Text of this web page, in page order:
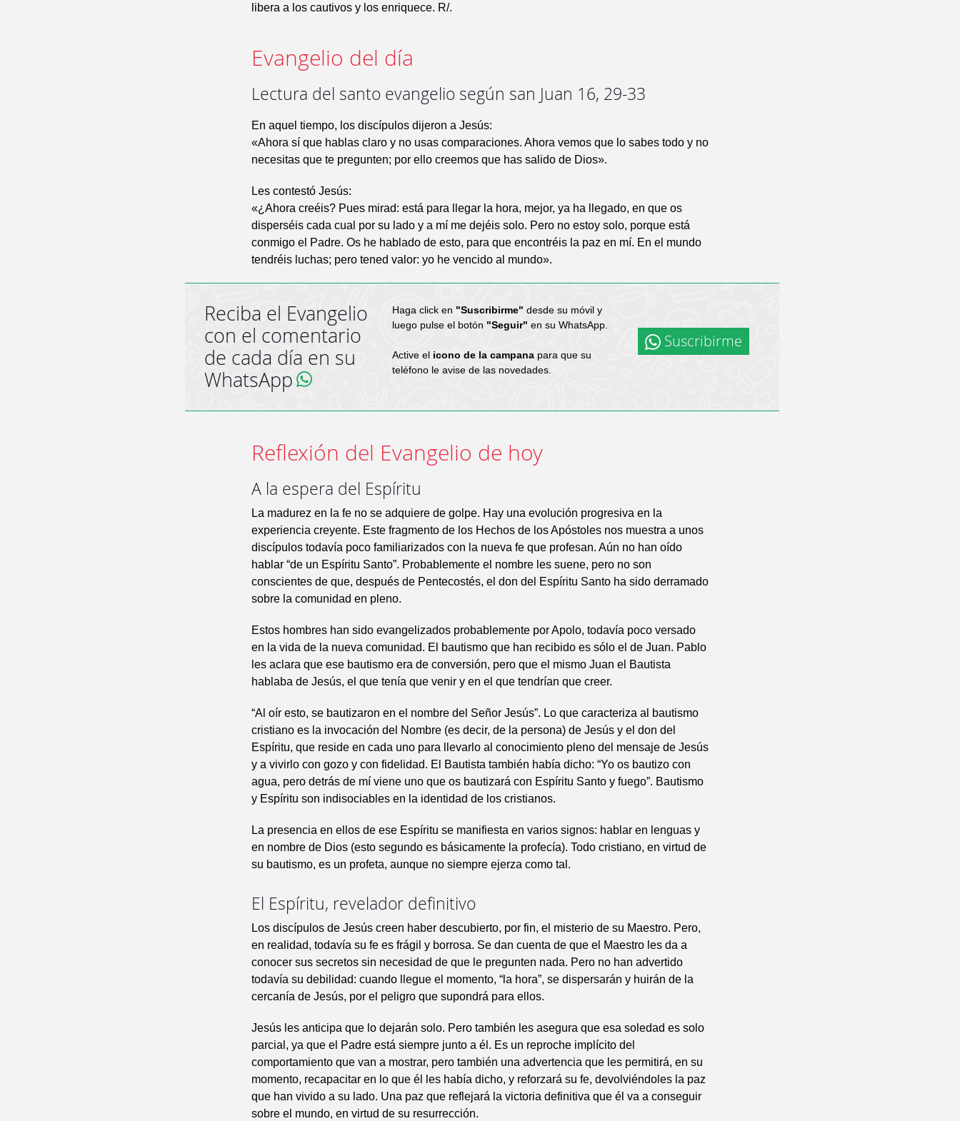
libera a los cautivos y los enriquece. R/.
Evangelio del día
Lectura del santo evangelio según san Juan 16, 29-33
En aquel tiempo, los discípulos dijeron a Jesús:
«Ahora sí que hablas claro y no usas comparaciones. Ahora vemos que lo sabes todo y no
necesitas que te pregunten; por ello creemos que has salido de Dios».
Les contestó Jesús:
«¿Ahora creéis? Pues mirad: está para llegar la hora, mejor, ya ha llegado, en que os
disperséis cada cual por su lado y a mí me dejéis solo. Pero no estoy solo, porque está
conmigo el Padre. Os he hablado de esto, para que encontréis la paz en mí. En el mundo
tendréis luchas; pero tened valor: yo he vencido al mundo».
Reciba el Evangelio
con el comentario
de cada día en su
WhatsApp
Haga click en "Suscribirme" desde su móvil y
luego pulse el botón "Seguir" en su WhatsApp.
Active el icono de la campanapara que su
teléfono le avise de las novedades.
Suscribirme
Reflexión del Evangelio de hoy
A la espera del Espíritu
La madurez en la fe no se adquiere de golpe. Hay una evolución progresiva en la
experiencia creyente. Este fragmento de los Hechos de los Apóstoles nos muestra a unos
discípulos todavía poco familiarizados con la nueva fe que profesan. Aún no han oído
hablar “de un Espíritu Santo”. Probablemente el nombre les suene, pero no son
conscientes de que, después de Pentecostés, el don del Espíritu Santo ha sido derramado
sobre la comunidad en pleno.
Estos hombres han sido evangelizados probablemente por Apolo, todavía poco versado
en la vida de la nueva comunidad. El bautismo que han recibido es sólo el de Juan. Pablo
les aclara que ese bautismo era de conversión, pero que el mismo Juan el Bautista
hablaba de Jesús, el que tenía que venir y en el que tendrían que creer.
“Al oír esto, se bautizaron en el nombre del Señor Jesús”. Lo que caracteriza al bautismo
cristiano es la invocación del Nombre (es decir, de la persona) de Jesús y el don del
Espíritu, que reside en cada uno para llevarlo al conocimiento pleno del mensaje de Jesús
y a vivirlo con gozo y con fidelidad. El Bautista también había dicho: “Yo os bautizo con
agua, pero detrás de mí viene uno que os bautizará con Espíritu Santo y fuego”. Bautismo
y Espíritu son indisociables en la identidad de los cristianos.
La presencia en ellos de ese Espíritu se manifiesta en varios signos: hablar en lenguas y
en nombre de Dios (esto segundo es básicamente la profecía). Todo cristiano, en virtud de
su bautismo, es un profeta, aunque no siempre ejerza como tal.
El Espíritu, revelador definitivo
Los discípulos de Jesús creen haber descubierto, por fin, el misterio de su Maestro. Pero,
en realidad, todavía su fe es frágil y borrosa. Se dan cuenta de que el Maestro les da a
conocer sus secretos sin necesidad de que le pregunten nada. Pero no han advertido
todavía su debilidad: cuando llegue el momento, “la hora”, se dispersarán y huirán de la
cercanía de Jesús, por el peligro que supondrá para ellos.
Jesús les anticipa que lo dejarán solo. Pero también les asegura que esa soledad es solo
parcial, ya que el Padre está siempre junto a él. Es un reproche implícito del
comportamiento que van a mostrar, pero también una advertencia que les permitirá, en su
momento, recapacitar en lo que él les había dicho, y reforzará su fe, devolviéndoles la paz
que han vivido a su lado. Una paz que reflejará la victoria definitiva que él va a conseguir
sobre el mundo, en virtud de su resurrección.